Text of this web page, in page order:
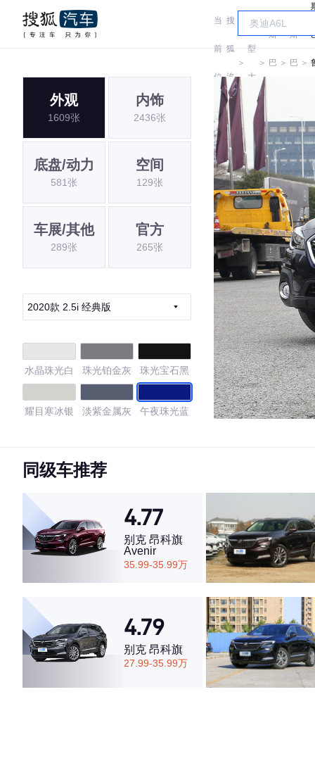
当
前
位
置:
搜
狐
汽
车
＞
车
型
大
＞
斯
巴 ＞
斯
巴 ＞
外观
1609张
内饰
2436张
底盘/动力
581张
空间
129张
车展/其他
289张
官方
265张
2020款 2.5i 经典版
水晶珠光白 珠光铂金灰 珠光宝石黑
耀目寒冰银 淡紫金属灰 午夜珠光蓝
4.42
·外观表现一般，低于92%同级车
·内饰表现一般，低于87%同级车
·空间表现较为优秀，优于67%同级车
同级车推荐
4.77
别克 昂科旗
Avenir
35.99-35.99万
4.79
别克 昂科旗
27.99-35.99万